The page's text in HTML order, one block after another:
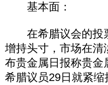
基本面：
在希腊议会的投票
增持头寸，市场在
布贵金属日报称贵金
希腊议员29日就紧